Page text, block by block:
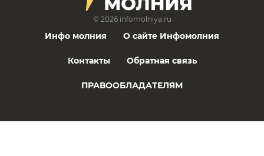
© 2026 infomolniya.ru
Инфо молния О сайте Инфомолния
Контакты Обратная связь
ПРАВООБЛАДАТЕЛЯМ